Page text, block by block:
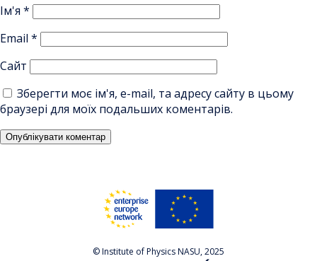
Ім'я *
Email *
Сайт
Зберегти моє ім'я, e-mail, та адресу сайту в цьому
браузері для моїх подальших коментарів.
© Institute of Physics NASU, 2025